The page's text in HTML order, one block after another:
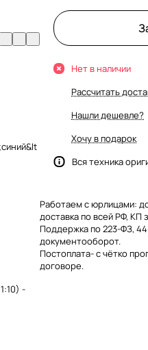
-
Нет в наличии
Рассчитать
Нашли дешевле?
Хочу в подарок
Вся техника
Работаем с юрлицами:
доставка по всей РФ, КП
Поддержка по 223-ФЗ,
документооборот.
Постоплата- с чётко
договоре.